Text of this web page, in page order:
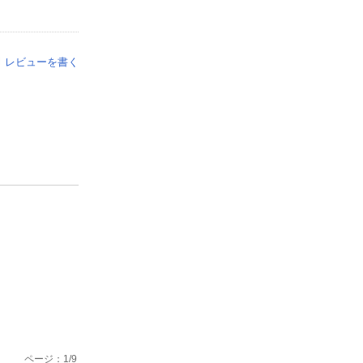
レビューを書く
ページ： 1 /9